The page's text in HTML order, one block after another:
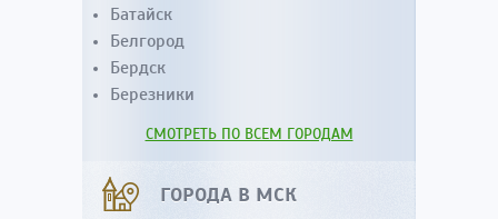
Батайск
Белгород
Бердск
Березники
СМОТРЕТЬ ПО ВСЕМ ГОРОДАМ
ГОРОДА В МСК